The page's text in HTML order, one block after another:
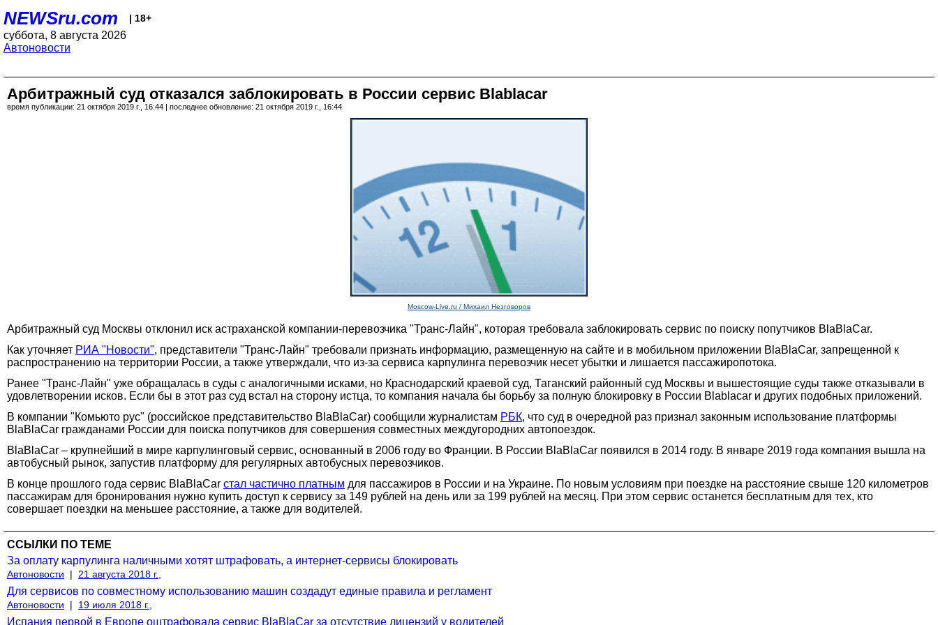
NEWSru.com | 18+
суббота, 8 августа 2026
Автоновости
Арбитражный суд отказался заблокировать в России сервис Blablacar
время публикации: 21 октября 2019 г., 16:44 | последнее обновление: 21 октября 2019 г., 16:44
Moscow-Live.ru / Михаил Незговоров
Арбитражный суд Москвы отклонил иск астраханской компании-перевозчика "Транс-Лайн", которая требовала заблокировать сервис по поиску попутчиков BlaBlaCar.
Как уточняет РИА "Новости", представители "Транс-Лайн" требовали признать информацию, размещенную на сайте и в мобильном приложении BlaBlaCar, запрещенной к
распространению на территории России, а также утверждали, что из-за сервиса карпулинга перевозчик несет убытки и лишается пассажиропотока.
Ранее "Транс-Лайн" уже обращалась в суды с аналогичными исками, но Краснодарский краевой суд, Таганский районный суд Москвы и вышестоящие суды также отказывали в
удовлетворении исков. Если бы в этот раз суд встал на сторону истца, то компания начала бы борьбу за полную блокировку в России Blablacar и других подобных приложений.
В компании "Комьюто рус" (российское представительство BlaBlaCar) сообщили журналистам РБК, что суд в очередной раз признал законным использование платформы
BlaBlaCar гражданами России для поиска попутчиков для совершения совместных междугородних автопоездок.
BlaBlaCar – крупнейший в мире карпулинговый сервис, основанный в 2006 году во Франции. В России BlaBlaCar появился в 2014 году. В январе 2019 года компания вышла на
автобусный рынок, запустив платформу для регулярных автобусных перевозчиков.
В конце прошлого года сервис BlaBlaCar стал частично платным для пассажиров в России и на Украине. По новым условиям при поездке на расстояние свыше 120 километров
пассажирам для бронирования нужно купить доступ к сервису за 149 рублей на день или за 199 рублей на месяц. При этом сервис останется бесплатным для тех, кто
совершает поездки на меньшее расстояние, а также для водителей.
ССЫЛКИ ПО ТЕМЕ
За оплату карпулинга наличными хотят штрафовать, а интернет-сервисы блокировать
Автоновости | 21 августа 2018 г.,
Для сервисов по совместному использованию машин создадут единые правила и регламент
Автоновости | 19 июля 2018 г.,
Испания первой в Европе оштрафовала сервис BlaBlaCar за отсутствие лицензий у водителей